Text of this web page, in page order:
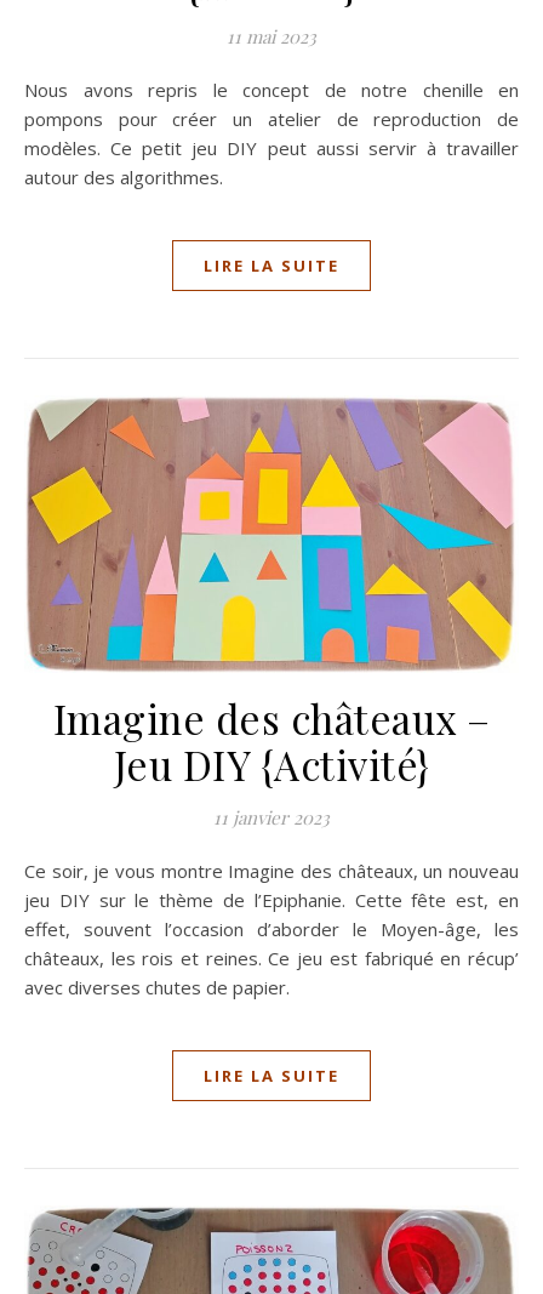
11 mai 2023
Nous avons repris le concept de notre chenille en
pompons pour créer un atelier de reproduction de
modèles. Ce petit jeu DIY peut aussi servir à travailler
autour des algorithmes.
LIRE LA SUITE
Imagine des châteaux –
Jeu DIY {Activité}
11 janvier 2023
Ce soir, je vous montre Imagine des châteaux, un nouveau
jeu DIY sur le thème de l’Epiphanie. Cette fête est, en
effet, souvent l’occasion d’aborder le Moyen-âge, les
châteaux, les rois et reines. Ce jeu est fabriqué en récup’
avec diverses chutes de papier.
LIRE LA SUITE